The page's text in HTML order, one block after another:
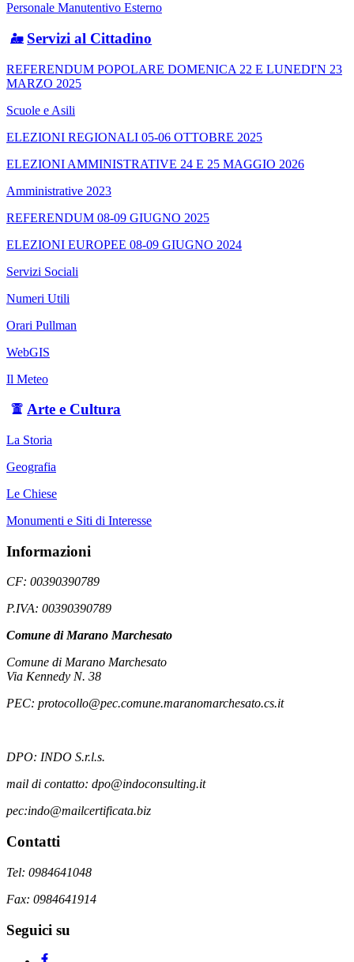
Personale Manutentivo Esterno
Servizi al Cittadino
REFERENDUM POPOLARE DOMENICA 22 E LUNEDI'N 23
MARZO 2025
Scuole e Asili
ELEZIONI REGIONALI 05-06 OTTOBRE 2025
ELEZIONI AMMINISTRATIVE 24 E 25 MAGGIO 2026
Amministrative 2023
REFERENDUM 08-09 GIUGNO 2025
ELEZIONI EUROPEE 08-09 GIUGNO 2024
Servizi Sociali
Numeri Utili
Orari Pullman
WebGIS
Il Meteo
Arte e Cultura
La Storia
Geografia
Le Chiese
Monumenti e Siti di Interesse
Informazioni
CF: 00390390789
P.IVA: 00390390789
Comune di Marano Marchesato
Comune di Marano Marchesato
Via Kennedy N. 38
PEC: protocollo@pec.comune.maranomarchesato.cs.it
DPO: INDO S.r.l.s.
mail di contatto: dpo@indoconsulting.it
pec:indo@mailcertificata.biz
Contatti
Tel: 0984641048
Fax: 0984641914
Seguici su